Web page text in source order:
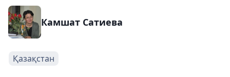
Камшат Сатиева
Қазақстан